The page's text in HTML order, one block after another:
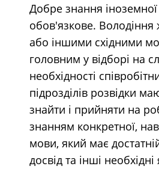
Добре знання
обов'язкове.
або іншими східними
головним у відборі на
необхідності
підрозділів розвідки
знайти і прийняти на
знанням конкретної,
мови, який має
досвід та інші необхідні